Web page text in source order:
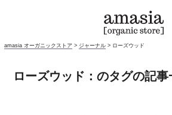
amasia オーガニックストア > ジャーナル > ローズウッド
ローズウッド：のタグの記